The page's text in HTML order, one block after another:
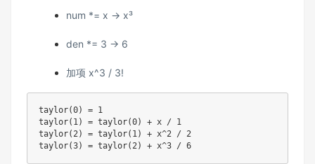
num *= x → x³
den *= 3 → 6
加项 x^3 / 3!
taylor(0) = 1
taylor(1) = taylor(0) + x / 1
taylor(2) = taylor(1) + x^2 / 2